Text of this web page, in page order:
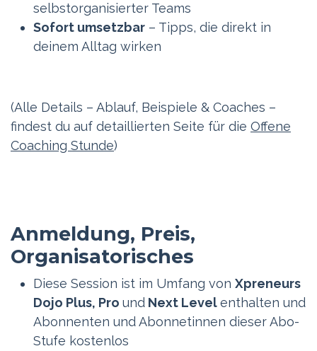
selbstorganisierter Teams
Sofort umsetzbar – Tipps, die direkt in
deinem Alltag wirken
(Alle Details – Ablauf, Beispiele & Coaches –
findest du auf detaillierten Seite für die Offene
Coaching Stunde)
Anmeldung, Preis,
Organisatorisches
Diese Session ist im Umfang von Xpreneurs
Dojo Plus, Pro und Next Levelenthalten und
Abonnenten und Abonnetinnen dieser Abo-
Stufe kostenlos